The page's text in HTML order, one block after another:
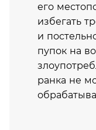
его
избегать
и
пупок на
ранка не